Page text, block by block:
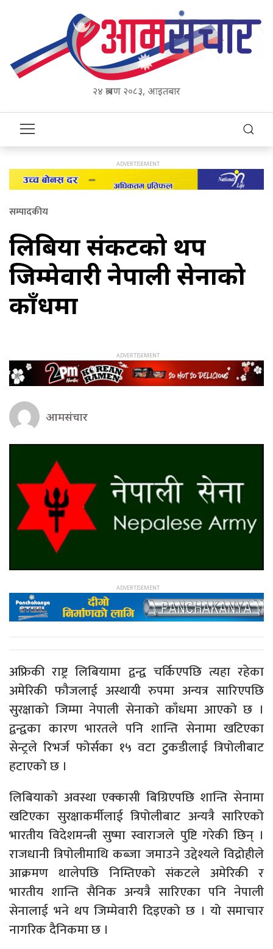
२४ श्रावण २०८३, आइतबार
सम्पादकीय
लिबिया संकटको थप
जिम्मेवारी नेपाली सेनाको
काँधमा
आमसंचार
अफ्रिकी राष्ट्र लिबियामा द्वन्द्व चर्किएपछि त्यहा रहेका
अमेरिकी फौजलाई अस्थायी रुपमा अन्यत्र सारिएपछि
सुरक्षाको जिम्मा नेपाली सेनाको काँधमा आएको छ ।
द्वन्द्वका कारण भारतले पनि शान्ति सेनामा खटिएका
सेन्ट्रले रिभर्ज फोर्सका १५ वटा टुकडीलाई त्रिपोलीबाट
हटाएको छ ।
लिबियाको अवस्था एक्कासी बिग्रिएपछि शान्ति सेनामा
खटिएका सुरक्षाकर्मीलाई त्रिपोलीबाट अन्यत्रै सारिएको
भारतीय विदेशमन्त्री सुष्मा स्वाराजले पुष्टि गरेकी छिन् ।
राजधानी त्रिपोलीमाथि कब्जा जमाउने उद्देश्यले विद्रोहीले
आक्रमण थालेपछि निम्तिएको संकटले अमेरिकी र
भारतीय शान्ति सैनिक अन्यत्रै सारिएका पनि नेपाली
सेनालाई भने थप जिम्मेवारी दिइएको छ । यो समाचार
नागरिक दैनिकमा छ ।